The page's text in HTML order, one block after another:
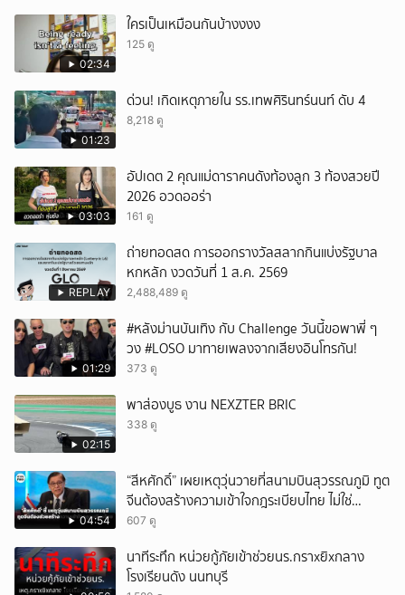
02:34
ใครเป็นเหมือนกันบ้างงงง
125 ดู
01:23
ด่วน! เกิดเหตุภายใน รร.เทพศิรินทร์นนท์ ดับ 4
8,218 ดู
03:03
อัปเดต 2 คุณแม่ดาราคนดังท้องลูก 3 ท้องสวยปี
2026 อวดออร่า
161 ดู
REPLAY
ถ่ายทอดสด การออกรางวัลสลากกินแบ่งรัฐบาล
หกหลัก งวดวันที่ 1 ส.ค. 2569
2,488,489 ดู
01:29
#หลังม่านบันเทิง กับ Challenge วันนี้ขอพาพี่ ๆ
วง #LOSO มาทายเพลงจากเสียงอินโทรกัน!
373 ดู
02:15
พาส่องบูธ งาน NEXZTER BRIC
338 ดู
04:54
“สีหศักดิ์” เผยเหตุวุ่นวายที่สนามบินสุวรรณภูมิ ทูต
จีนต้องสร้างความเข้าใจกฎระเบียบไทย ไม่ใช่
ปกป้องฝ่ายจีนเพียงอย่างเดียว
607 ดู
นาทีระทึก หน่วยกู้ภัยเข้าช่วยนร.กราxยิxกลาง
โรงเรียนดัง นนทบุรี